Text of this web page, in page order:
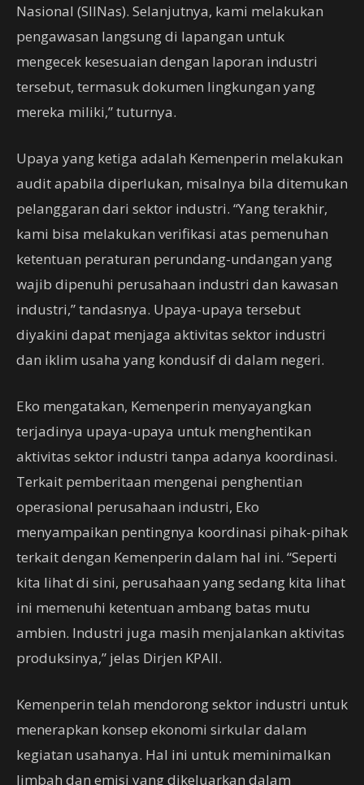
Nasional (SIINas). Selanjutnya, kami melakukan
pengawasan langsung di lapangan untuk
mengecek kesesuaian dengan laporan industri
tersebut, termasuk dokumen lingkungan yang
mereka miliki,” tuturnya.
Upaya yang ketiga adalah Kemenperin melakukan
audit apabila diperlukan, misalnya bila ditemukan
pelanggaran dari sektor industri. “Yang terakhir,
kami bisa melakukan verifikasi atas pemenuhan
ketentuan peraturan perundang-undangan yang
wajib dipenuhi perusahaan industri dan kawasan
industri,” tandasnya. Upaya-upaya tersebut
diyakini dapat menjaga aktivitas sektor industri
dan iklim usaha yang kondusif di dalam negeri.
Eko mengatakan, Kemenperin menyayangkan
terjadinya upaya-upaya untuk menghentikan
aktivitas sektor industri tanpa adanya koordinasi.
Terkait pemberitaan mengenai penghentian
operasional perusahaan industri, Eko
menyampaikan pentingnya koordinasi pihak-pihak
terkait dengan Kemenperin dalam hal ini. “Seperti
kita lihat di sini, perusahaan yang sedang kita lihat
ini memenuhi ketentuan ambang batas mutu
ambien. Industri juga masih menjalankan aktivitas
produksinya,” jelas Dirjen KPAII.
Kemenperin telah mendorong sektor industri untuk
menerapkan konsep ekonomi sirkular dalam
kegiatan usahanya. Hal ini untuk meminimalkan
limbah dan emisi yang dikeluarkan dalam